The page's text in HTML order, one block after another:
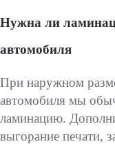
Нужна ли
автомобиля
При наружном
автомобиля мы
ламинацию.
выгорание печати,